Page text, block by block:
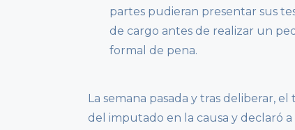
partes pudieran presentar sus
de cargo antes de realizar un
formal de pena.
La semana pasada y tras deliberar,
del imputado en la causa y declaró